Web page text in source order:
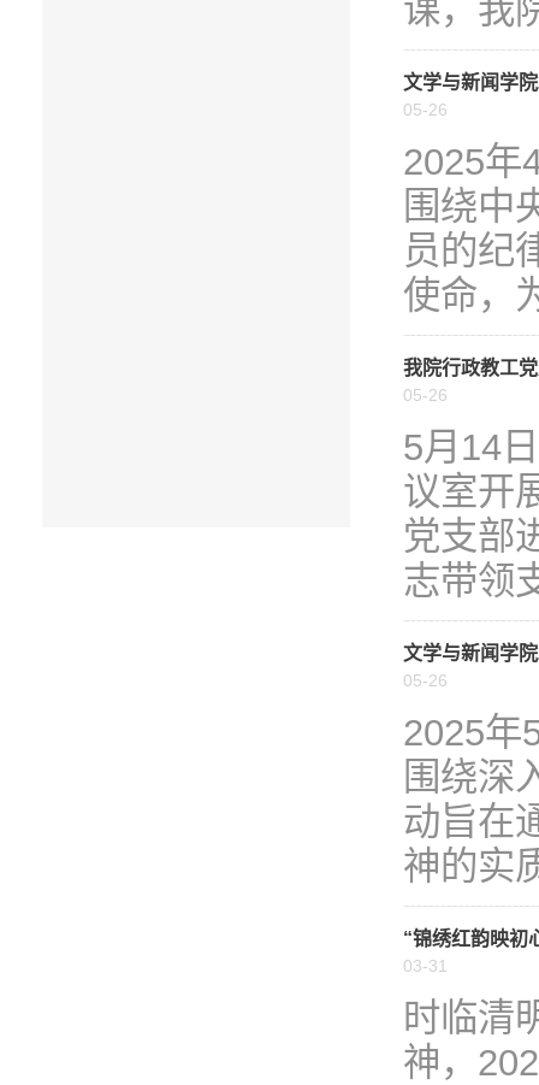
课，我
文学与新闻学
05-26
2025年
围绕中
员的纪
使命，
我院行政教工
05-26
5月14
议室开
党支部
志带领
文学与新闻学
05-26
2025年
围绕深
动旨在
神的实
“锦绣红韵映初
03-31
时临清
神，